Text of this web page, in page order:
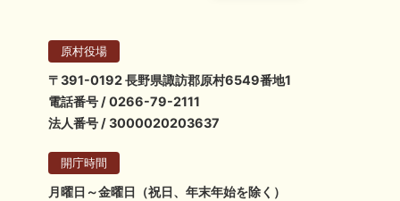
原村役場
〒391-0192 長野県諏訪郡原村6549番地1
電話番号 / 0266-79-2111
法人番号 / 3000020203637
開庁時間
月曜日～金曜日（祝日、年末年始を除く）